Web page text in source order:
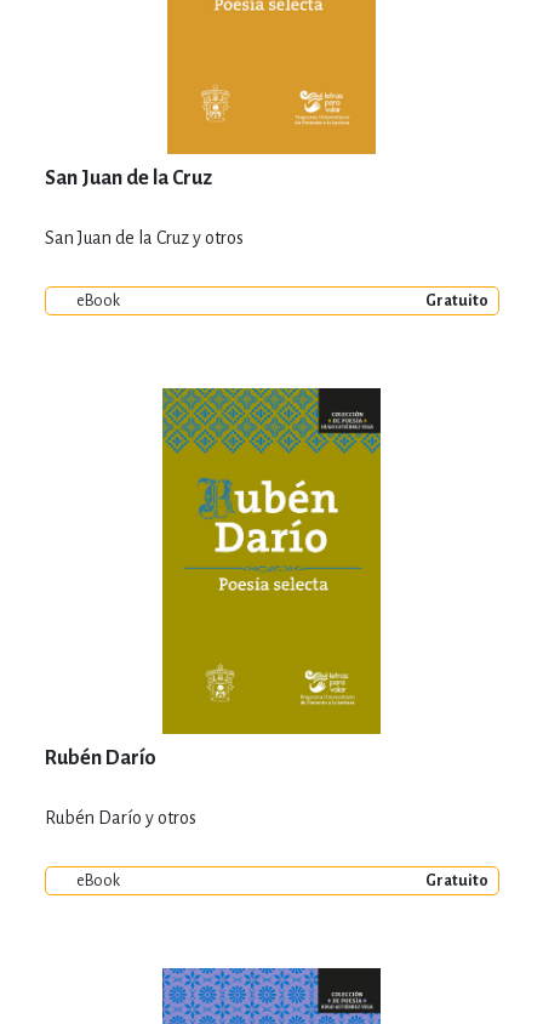
San Juan de la Cruz
San Juan de la Cruz y otros
eBook Gratuito
Rubén Darío
Rubén Darío y otros
eBook Gratuito